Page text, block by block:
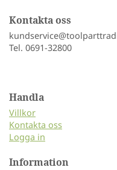
Kontakta oss
Tel. 0691-32800
Handla
Villkor
Kontakta oss
Logga in
Information